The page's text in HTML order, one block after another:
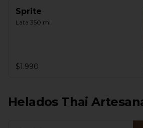
Sprite
Lata 350 ml.
$1.990
Helados Thai